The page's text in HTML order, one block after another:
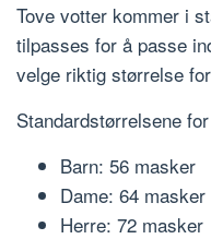
Tove votter kommer i
tilpasses for å passe
velge riktig størrelse
Standardstørrelsene
Barn: 56 masker
Dame: 64 masker
Herre: 72 masker